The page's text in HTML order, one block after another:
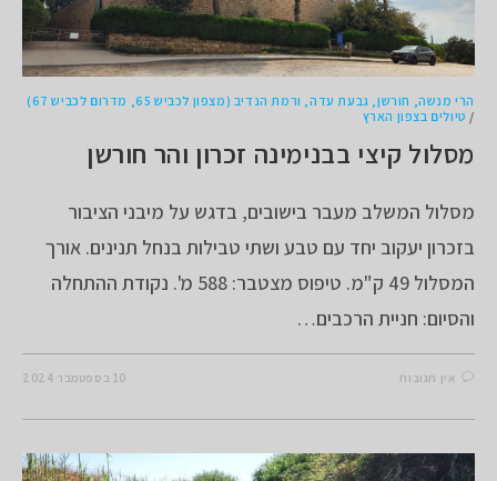
הרי מנשה, חורשן, גבעת עדה, ורמת הנדיב (מצפון לכביש 65, מדרום לכביש 67)
/ טיולים בצפון הארץ
מסלול קיצי בבנימינה זכרון והר חורשן
מסלול המשלב מעבר בישובים, בדגש על מיבני הציבור
בזכרון יעקוב יחד עם טבע ושתי טבילות בנחל תנינים. אורך
המסלול 49 ק"מ. טיפוס מצטבר: 588 מ'. נקודת ההתחלה
והסיום: חניית הרכבים…
אין תגובות 10 בספטמבר 2024